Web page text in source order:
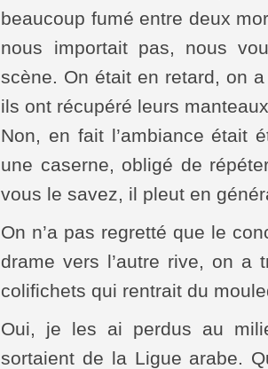
beaucoup fumé entre deux
nous importait pas, nous
scène. On était en retard, on
ils ont récupéré leurs
Non, en fait l’ambiance était
une caserne, obligé de
vous le savez, il pleut en
On n’a pas regretté que le
drame vers l’autre rive, on a
colifichets qui rentrait du
Oui, je les ai perdus au
sortaient de la Ligue arabe.